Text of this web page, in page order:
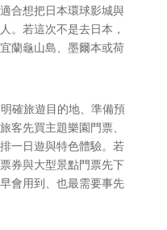
合想把日本環球影城與
。若這次不是去日本，
蘭龜山島、墨爾本或荷
確旅遊目的地、準備預
客先買主題樂園門票、
一日遊與特色體驗。若
券與大型景點門票先下
會用到、也最需要事先